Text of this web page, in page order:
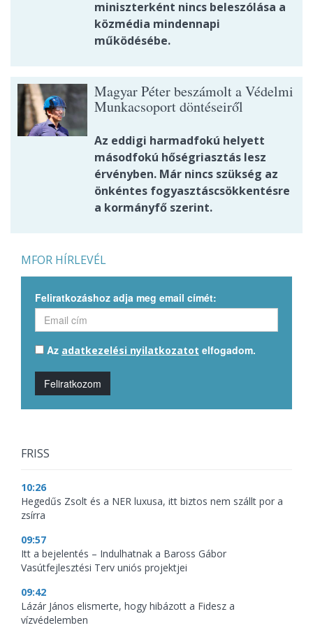
miniszterként nincs beleszólása a
közmédia mindennapi
működésébe.
Magyar Péter beszámolt a Védelmi
Munkacsoport döntéseiről
Az eddigi harmadfokú helyett
másodfokú hőségriasztás lesz
érvényben. Már nincs szükség az
önkéntes fogyasztáscsökkentésre
a kormányfő szerint.
MFOR HÍRLEVÉL
Feliratkozáshoz adja meg email címét:
Az adatkezelési nyilatkozatot elfogadom.
Feliratkozom
FRISS
10:26
Hegedűs Zsolt és a NER luxusa, itt biztos nem szállt por a
zsírra
09:57
Itt a bejelentés – Indulhatnak a Baross Gábor
Vasútfejlesztési Terv uniós projektjei
09:42
Lázár János elismerte, hogy hibázott a Fidesz a
vízvédelemben